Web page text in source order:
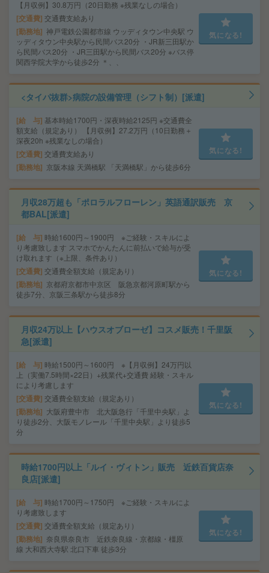
【月収例】30.8万円（20日勤務 ※残業なしの場合）
交通費 交通費支給あり
勤務地 神戸電鉄公園都市線 ウッディタウン中央駅 ウ
ッディタウン中央駅から民間バス20分 ・JR新三田駅か
ら民間バス20分 ・JR三田駅から民間バス20分 ※バス停
関西学院大学から徒歩2分 ＊、、
気になる!
<タイパ抜群>病院の設備管理（シフト制）[派遣]
給 与 基本時給1700円・深夜時給2125円 ※交通費全
額支給（規定あり） 【月収例】27.2万円（10日勤務＋
深夜20h ※残業なしの場合）
交通費 交通費支給あり
勤務地 京阪本線 天満橋駅 「天満橋駅」から徒歩6分
気になる!
月収28万超も「ポロラルフローレン」英語通訳販売 京
都BAL[派遣]
給 与 時給1600円～1900円 ※ご経験・スキルによ
り考慮致します スマホでかんたんに前払いで給与が受
け取れます（※上限、条件あり）
交通費 交通費全額支給（規定あり）
勤務地
京都府京都市中京区 阪急京都河原町駅から
徒歩7分、京阪三条駅から徒歩8分
気になる!
月収24万以上【ハウスオブローゼ】コスメ販売！千里阪
急[派遣]
給 与 時給1500円～1600円 ※【月収例】24万円以
上（実働7.5時間×22日）+残業代+交通費 経験・スキル
により考慮します
交通費 交通費全額支給（規定あり）
勤務地
大阪府豊中市 北大阪急行「千里中央駅」よ
り徒歩2分、大阪モノレール「千里中央駅」より徒歩5
分
気になる!
時給1700円以上「ルイ・ヴィトン」販売 近鉄百貨店奈
良店[派遣]
給 与 時給1700円～1750円 ※ご経験・スキルによ
り考慮致します
交通費 交通費全額支給（規定あり）
勤務地
奈良県奈良市 近鉄奈良線・京都線・橿原
線 大和西大寺駅 北口下車 徒歩3分
気になる!